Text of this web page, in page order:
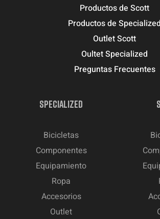
Productos de Scott
Productos de Specialized
Outlet Scott
Oultet Specialized
Preguntas Frecuentes
SPECIALIZED
Bicicletas
Componentes
Equipamiento
Ropa
Accesorios
Outlet